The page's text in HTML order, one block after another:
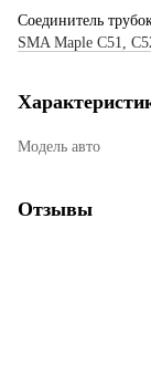
Соединитель
SMA Maple C51,
Модель авто
Отзывы